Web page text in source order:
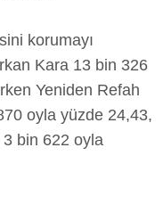
korumayı
Kara 13 bin 326
Yeniden Refah
oyla yüzde 24,43,
3 bin 622 oyla